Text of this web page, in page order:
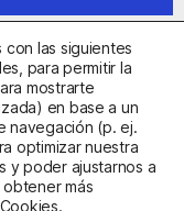
E08737002
de Cookies
las siguientes
para permitir la
mostrarte
en base a un
navegación (p. ej.
optimizar nuestra
y poder ajustarnos a
obtener más
.